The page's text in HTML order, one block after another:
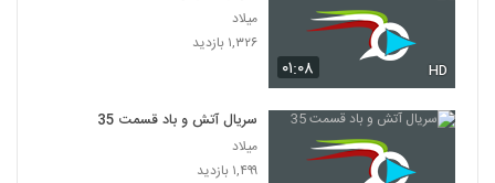
۰۱:۰۸ HD
میلاد
۱,۳۲۶ بازدید
سریال آتش و باد قسمت 35
میلاد
۱,۴۹۹ بازدید